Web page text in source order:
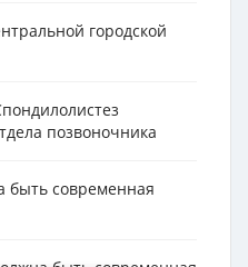
городской
позвоночника
быть современная